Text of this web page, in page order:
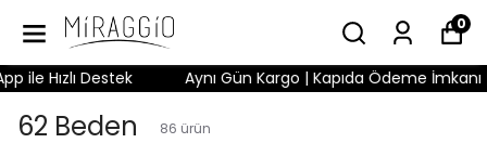
0
Destek Aynı Gün Kargo | Kapıda Ödeme İmkanı | 3
62 Beden 86 ürün